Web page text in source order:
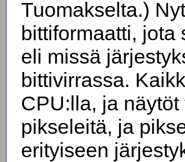
Tuomakselta.)
bittiformaatti, jota
eli missä
bittivirrassa.
CPU:lla, ja
pikseleitä, ja
erityiseen